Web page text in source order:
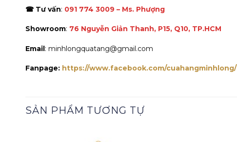
☎ Tư vấn: 091 774 3009 – Ms. Phượng
Showroom: 76 Nguyễn Giản Thanh, P15, Q10, TP.HCM
Email: minhlongquatang@gmail.com
Fanpage: https://www.facebook.com/cuahangminhlong/
SẢN PHẨM TƯƠNG TỰ